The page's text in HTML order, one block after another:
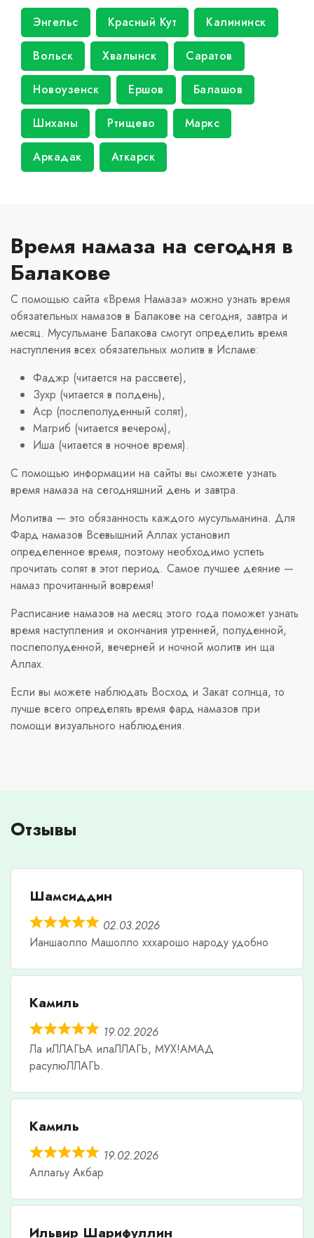
Энгельс Красный Кут Калининск
Вольск Хвалынск Саратов
Новоузенск Ершов Балашов
Шиханы Ртищево Маркс
Аркадак Аткарск
Время намаза на сегодня в
Балакове
С помощью сайта «Время Намаза» можно узнать время
обязательных намазов в Балакове на сегодня, завтра и
месяц. Мусульмане Балакова смогут определить время
наступления всех обязательных молитв в Исламе:
Фаджр (читается на рассвете),
Зухр (читается в полдень),
Аср (послеполуденный солят),
Магриб (читается вечером),
Иша (читается в ночное время).
С помощью информации на сайты вы сможете узнать
время намаза на сегодняшний день и завтра.
Молитва — это обязанность каждого мусульманина. Для
Фард намазов Всевышний Аллах установил
определенное время, поэтому необходимо успеть
прочитать солят в этот период. Самое лучшее деяние —
намаз прочитанный вовремя!
Расписание намазов на месяц этого года поможет узнать
время наступления и окончания утренней, полуденной,
послеполуденной, вечерней и ночной молитв ин ща
Аллах.
Если вы можете наблюдать Восход и Закат солнца, то
лучше всего определять время фард намазов при
помощи визуального наблюдения.
Отзывы
Шамсиддин
02.03.2026
Ианшаолло Машолло хххарошо народу удобно
Камиль
19.02.2026
Ла иЛЛАГЬА илаЛЛАГЬ, МУХ!АМАД
расулюЛЛАГЬ.
Камиль
19.02.2026
Аллагьу Акбар
Ильвир Шарифуллин